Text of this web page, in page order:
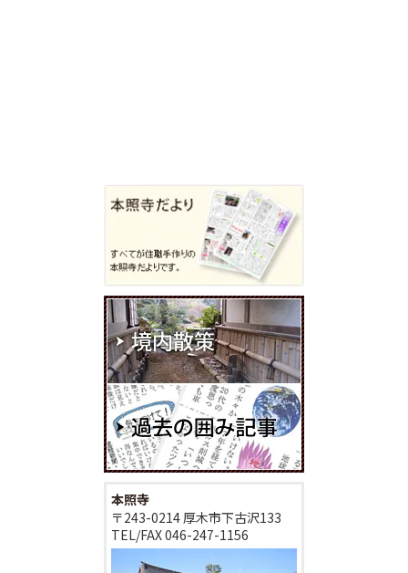
本照寺
〒243-0214 厚木市下古沢133
TEL/FAX046-247-1156